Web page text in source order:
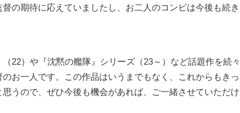
の期待に応えていましたし、お二人のコンビは今後も続き
22）や『沈黙の艦隊』シリーズ（23～）など話題作を続々
お一人です。この作品はいうまでもなく、これからもきっ
うので、ぜひ今後も機会があれば、ご一緒させていただけ